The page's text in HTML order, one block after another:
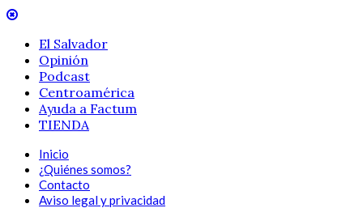
El Salvador
Opinión
Podcast
Centroamérica
Ayuda a Factum
TIENDA
Inicio
¿Quiénes somos?
Contacto
Aviso legal y privacidad